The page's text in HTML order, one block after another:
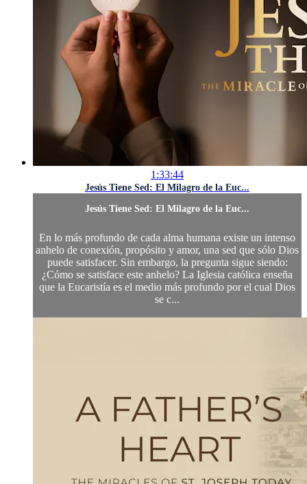
1:33:44
Jesús Tiene Sed: El Milagro de la Euc...
Jesús Tiene Sed: El Milagro de la Euc...
En lo más profundo de cada alma humana existe un intenso
anhelo de conexión, propósito y amor, una sed que sólo Dios
puede satisfacer. Sin embargo, la pregunta sigue siendo:
¿Cómo se satisface este anhelo? La Iglesia católica enseña
que la Eucaristía es el medio más profundo por el cual Dios
se c...